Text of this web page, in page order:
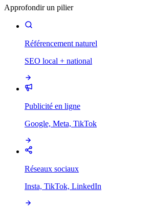
Approfondir un pilier
Référencement naturel
SEO local + national
Publicité en ligne
Google, Meta, TikTok
Réseaux sociaux
Insta, TikTok, LinkedIn